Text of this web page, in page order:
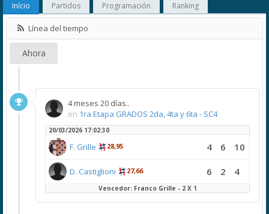
Início Partidos Programación Ranking
Línea del tiempo
Ahora
4 meses 20 días..
en 1ra Etapa GRADOS 2da, 4ta y 6ta - SC4
20/03/2026 17:02:30
F. Grille 28,95 4 6 10
D. Castiglioni 27,66 6 2 4
Vencedor: Franco Grille - 2 X 1